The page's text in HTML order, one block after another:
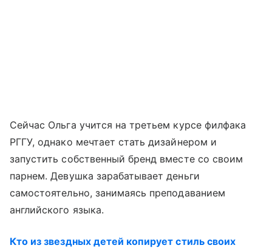
Сейчас Ольга учится на третьем курсе филфака
РГГУ, однако мечтает стать дизайнером и
запустить собственный бренд вместе со своим
парнем. Девушка зарабатывает деньги
самостоятельно, занимаясь преподаванием
английского языка.
Кто из звездных детей копирует стиль своих